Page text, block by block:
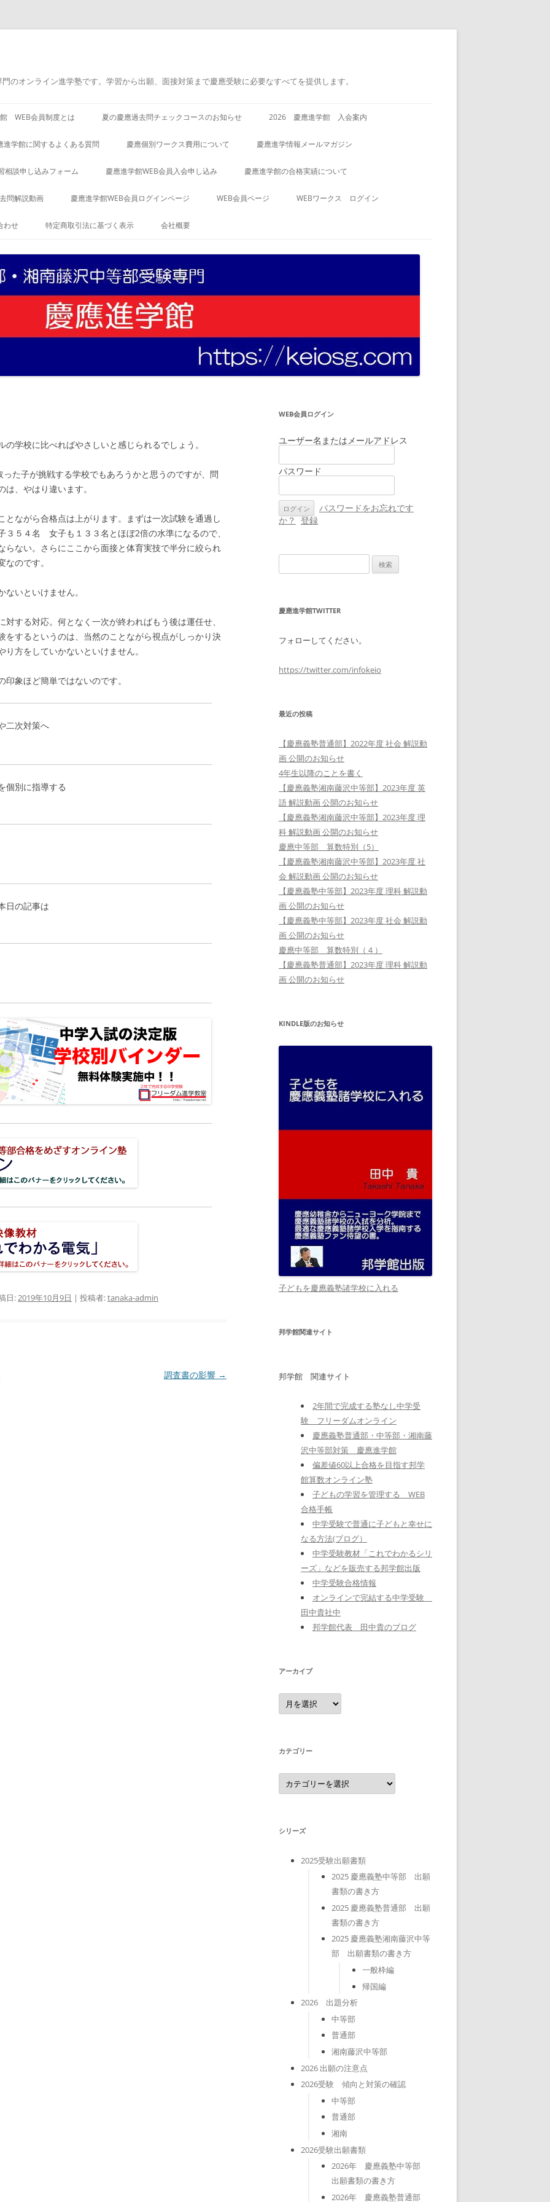
のオンライン進学塾です。学習から出願、面接対策まで慶應受験に必要なすべてを提供します。
WEB会員制度とは 夏の慶應過去問チェックコースのお知らせ 2026 慶應進学館 入会案内
進学館に関するよくある質問 慶應個別ワークス費用について 慶應進学情報メールマガジン
相談申し込みフォーム 慶應進学館WEB会員入会申し込み 慶應進学館の合格実績について
問解説動画 慶應進学館WEB会員ログインページ WEB会員ページ WEBワークス ログイン
わせ 特定商取引法に基づく表示 会社概要
学校に比べればやさしいと感じられるでしょう。
た子が挑戦する学校でもあろうかと思うのですが、問
、やはり違います。
とながら合格点は上がります。まずは一次試験を通過し
３５４名 女子も１３３名とほぼ2倍の水準になるので、
らない。さらにここから面接と体育実技で半分に絞られ
のです。
いといけません。
する対応。何となく一次が終わればもう後は運任せ、
をするというのは、当然のことながら視点がしっかり決
方をしていかないといけません。
象ほど簡単ではないのです。
二次対策へ
個別に指導する
日の記事は
日:2019年10月9日 | 投稿者:tanaka-admin
調査書の影響 →
WEB会員ログイン
ユーザー名またはメールアドレス
パスワード
パスワードをお忘れです
か？ 登録
索:
慶應進学館TWITTER
フォローしてください。
https://twitter.com/infokeio
最近の投稿
【慶應義塾普通部】2022年度 社会 解説動
画 公開のお知らせ
4年生以降のことを書く
【慶應義塾湘南藤沢中等部】2023年度 英
語 解説動画 公開のお知らせ
【慶應義塾湘南藤沢中等部】2023年度 理
科 解説動画 公開のお知らせ
慶應中等部 算数特別（5）
【慶應義塾湘南藤沢中等部】2023年度 社
会 解説動画 公開のお知らせ
【慶應義塾中等部】2023年度 理科 解説動
画 公開のお知らせ
【慶應義塾中等部】2023年度 社会 解説動
画 公開のお知らせ
慶應中等部 算数特別（４）
【慶應義塾普通部】2023年度 理科 解説動
画 公開のお知らせ
KINDLE版のお知らせ
子どもを慶應義塾諸学校に入れる
邦学館関連サイト
邦学館 関連サイト
2年間で完成する塾なし中学受
験 フリーダムオンライン
慶應義塾普通部・中等部・湘南藤
沢中等部対策 慶應進学館
偏差値60以上合格を目指す邦学
館算数オンライン塾
子どもの学習を管理する WEB
合格手帳
中学受験で普通に子どもと幸せに
なる方法(ブログ）
中学受験教材「これでわかるシリ
ーズ」などを販売する邦学館出版
中学受験合格情報
オンラインで完結する中学受験
田中貴社中
邦学館代表 田中貴のブログ
アーカイブ
ア
ー
カ
カテゴリー
カ
テ
ゴ
シリーズ
2025受験出願書類
2025 慶應義塾中等部 出願
書類の書き方
2025 慶應義塾普通部 出願
書類の書き方
2025 慶應義塾湘南藤沢中等
部 出願書類の書き方
一般枠編
帰国編
2026 出題分析
中等部
普通部
湘南藤沢中等部
2026 出願の注意点
2026受験 傾向と対策の確認
中等部
普通部
湘南
2026受験出願書類
2026年 慶應義塾中等部
出願書類の書き方
2026年 慶應義塾普通部